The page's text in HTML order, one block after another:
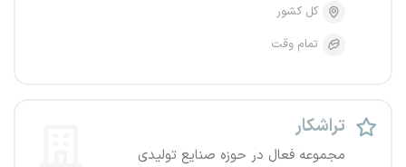
کل کشور
تمام وقت
تراشکار
مجموعه فعال در حوزه صنایع تولیدی